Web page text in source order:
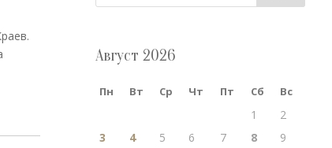
Август 2026
Пн Вт Ср Чт Пт Сб Вс
1
2
3
4 5 6 7 8
9